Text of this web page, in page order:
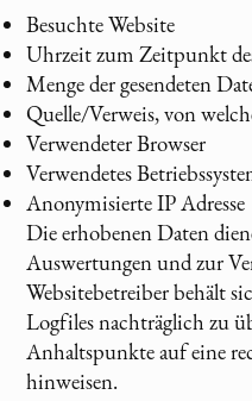
Besuchte Website
Uhrzeit zum Zeitpunkt
Menge der gesendeten
Quelle/Verweis, von
Verwendeter Browser
Verwendetes
Anonymisierte IP Adresse
Die erhobenen Daten
Auswertungen und zur
Websitebetreiber behält
Logfiles nachträglich zu
Anhaltspunkte auf eine
hinweisen.